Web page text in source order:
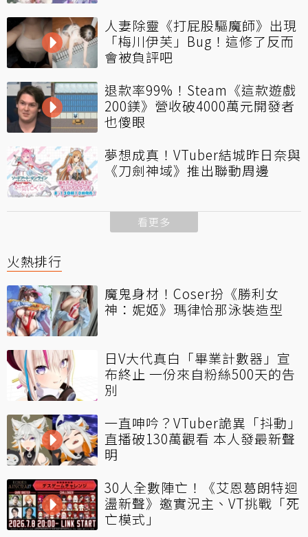
人妻除靈《打屁股驅魔師》出現
「梅川伊芙」Bug！這修了反而
會被負評吧
退款率99%！Steam《這款遊戲
200鎂》營收破4000萬元開發者
也傻眼
夢想成真！VTuber結城昨日奈與
《刀劍神域》推出聯動周邊
看更多
火熱排行
魔鬼身材！Coser扮《勝利女
神：妮姬》瑪律恰那泳裝造型
日V大代真白「畢業計數器」宣
布終止 一份來自粉絲500天的告
別
一直呻吟？VTuber詭異「抖動」
直播破130萬觀看 本人發最新聲
明
30人全數陣亡！《艾恩葛朗特迴
盪新聲》邀實況主、VT挑戰「死
亡模式」